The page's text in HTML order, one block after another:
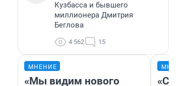
Кузбасса и бывшего
миллионера Дмитрия
Беглова
4 562 15
МНЕНИЕ
«Мы видим нового